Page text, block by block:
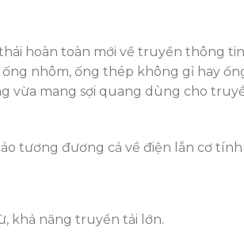
hoàn toàn mới về truyền thông
nhôm, ống thép không gỉ hay
vừa mang sợi quang dùng cho
tương đương cả về điện lẫn cơ
khả năng truyền tải lớn.